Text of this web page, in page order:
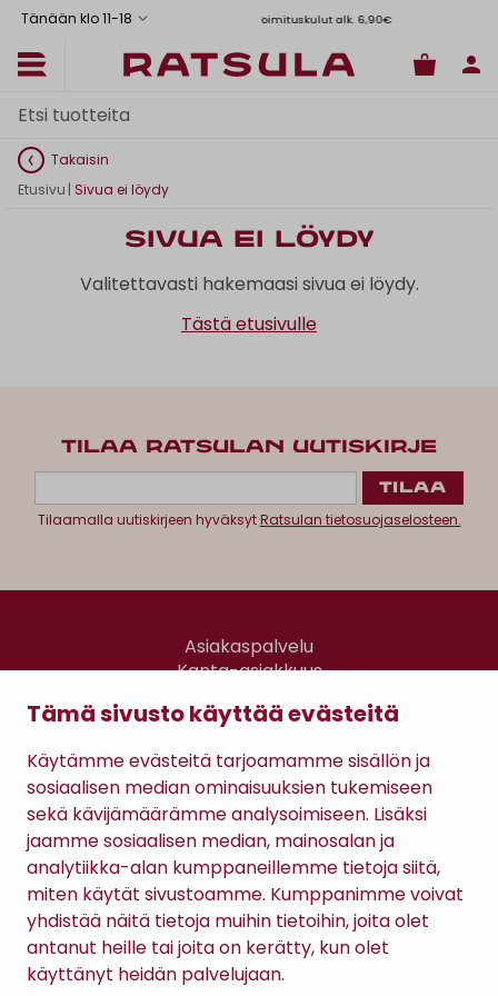
Tämä sivusto käyttää evästeitä
Käytämme evästeitä tarjoamamme sisällön ja
sosiaalisen median ominaisuuksien tukemiseen
sekä kävijämäärämme analysoimiseen. Lisäksi
jaamme sosiaalisen median, mainosalan ja
analytiikka-alan kumppaneillemme tietoja siitä,
miten käytät sivustoamme. Kumppanimme voivat
yhdistää näitä tietoja muihin tietoihin, joita olet
antanut heille tai joita on kerätty, kun olet
käyttänyt heidän palvelujaan.
Tänään klo 11-18 Toimituskulut alk. 6,90€
Takaisin
Etusivu | Sivua ei löydy
Sivua ei löydy
Valitettavasti hakemaasi sivua ei löydy.
Tästä etusivulle
TILAA RATSULAN UUTISKIRJE
Tilaamalla uutiskirjeen hyväksytRatsulan tietosuojaselosteen.
Asiakaspalvelu
Kanta-asiakkuus
Gomee Ratsula Café
Sopimusehdot
Tietosuojaseloste
Maksutavat